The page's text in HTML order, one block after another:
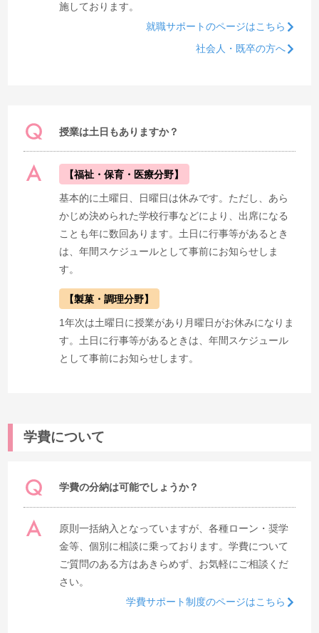
施しております。
就職サポートのページはこちら
社会人・既卒の方へ
授業は土日もありますか？
【福祉・保育・医療分野】
基本的に土曜日、日曜日は休みです。ただし、あら
かじめ決められた学校行事などにより、出席になる
ことも年に数回あります。土日に行事等があるとき
は、年間スケジュールとして事前にお知らせしま
す。
【製菓・調理分野】
1年次は土曜日に授業があり月曜日がお休みになりま
す。土日に行事等があるときは、年間スケジュール
として事前にお知らせします。
学費について
学費の分納は可能でしょうか？
原則一括納入となっていますが、各種ローン・奨学
金等、個別に相談に乗っております。学費について
ご質問のある方はあきらめず、お気軽にご相談くだ
さい。
学費サポート制度のページはこちら